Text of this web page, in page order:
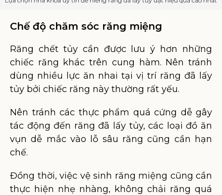
Chế độ chăm sóc răng miệng
Răng chết tủy cần được lưu ý hơn những
chiếc răng khác trên cung hàm. Nên tránh
dùng nhiều lực ăn nhai tại vị trí răng đã lấy
tủy bởi chiếc răng này thường rất yếu.
Nên tránh các thực phẩm quá cứng dễ gây
tác động đến răng đã lấy tủy, các loại đồ ăn
vụn dễ mắc vào lỗ sâu răng cũng cần hạn
chế.
Đồng thời, việc vệ sinh răng miệng cũng cần
thực hiện nhẹ nhàng, không chải răng quá